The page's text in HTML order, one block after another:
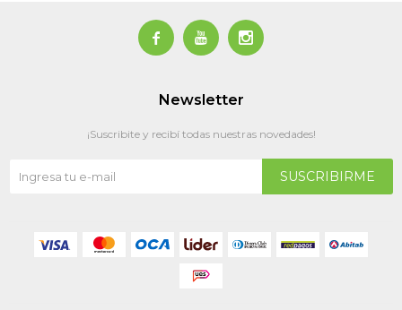
  
Newsletter
¡Suscribite y recibí todas nuestras novedades!
SUSCRIBIRME